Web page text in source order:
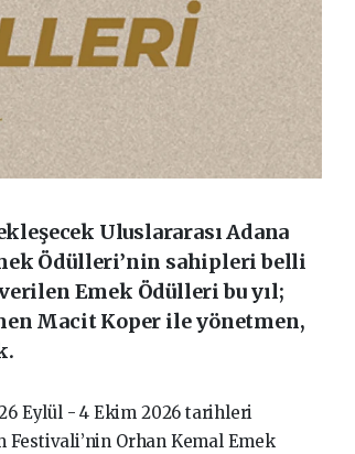
Uluslararası Adana
Ödülleri’nin sahipleri belli
Emek Ödülleri bu yıl;
Macit Koper ile yönetmen,
Eylül - 4 Ekim 2026 tarihleri
Festivali’nin Orhan Kemal Emek